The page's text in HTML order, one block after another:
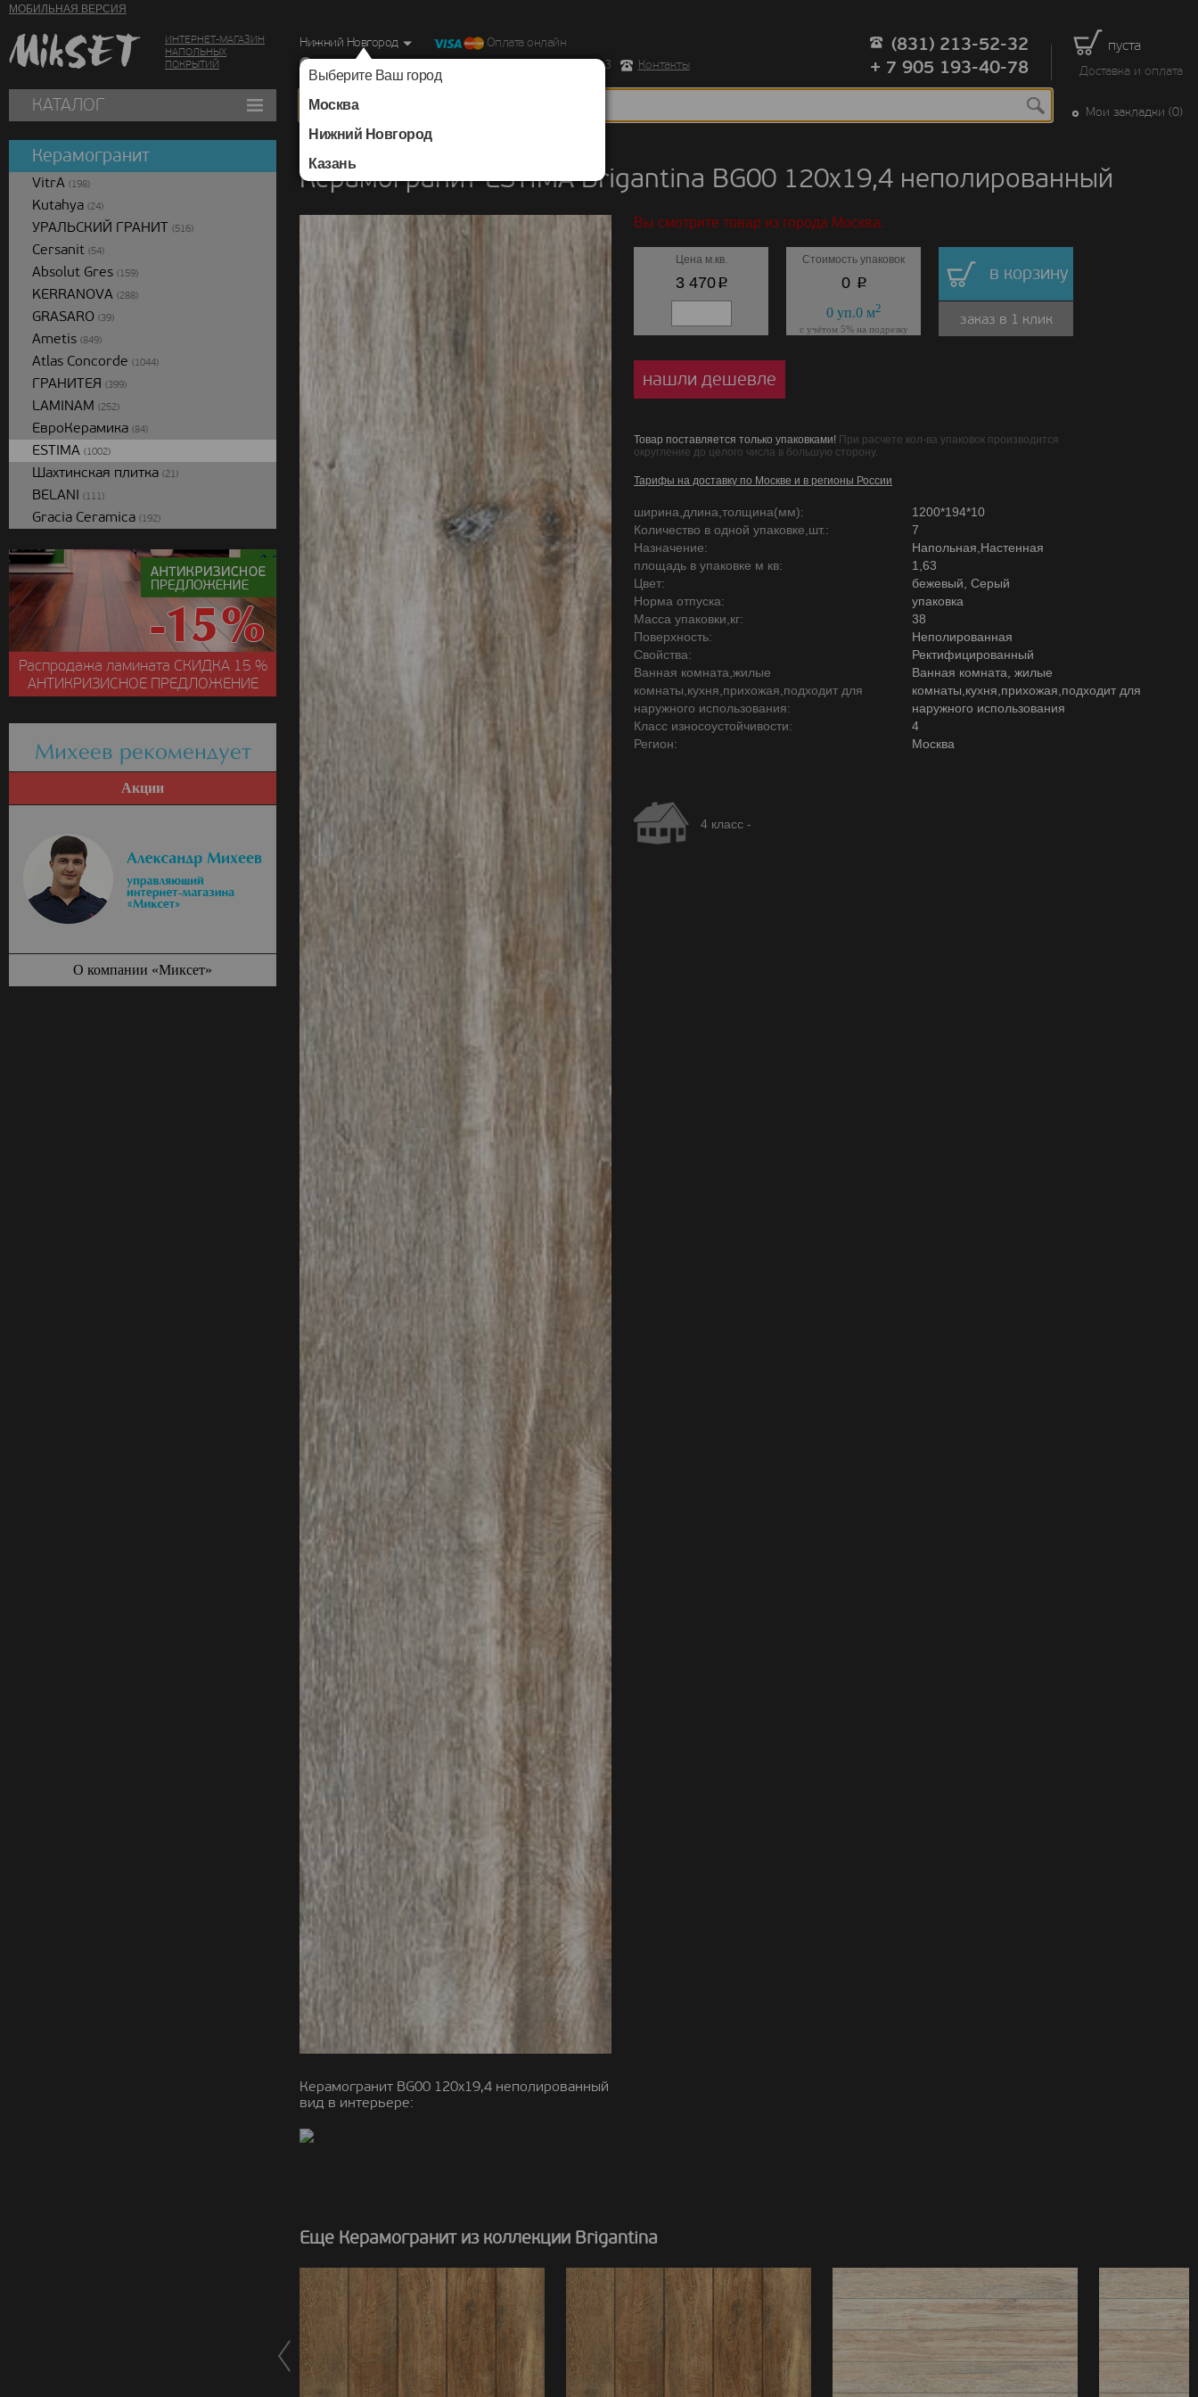
МОБИЛЬНАЯ ВЕРСИЯ
ИНТЕРНЕТ-МАГАЗИН
НАПОЛЬНЫХ
ПОКРЫТИЙ
пуста
Доставка и оплата
Нижний Новгород
Выберите Ваш город
Москва
Нижний Новгород
Казань
Оплата онлайн
г. Нижний Новгород, Ул. Республиканская д.43 корпус 3
Контакты
(831) 213-52-32
+ 7 905 193-40-78
КАТАЛОГ Мои закладки (0)
Керамогранит ESTIMA Brigantina BG00 120x19,4 неполированный
Керамогранит BG00 120x19,4 неполированный
вид в интерьере:
Вы смотрите товар из города Москва.
Цена м.кв.
3 470p
Стоимость упаковок
0 p
0уп.0м2
с учётом 5% на подрезку
в корзину
заказ в 1 клик
нашли дешевле
Товар поставляется только упаковками! При расчете кол-ва упаковок производится
округление до целого числа в большую сторону.
Тарифы на доставку по Москве и в регионы России
ширина,длина,толщина(мм):
1200*194*10
Количество в одной упаковке,шт.:
7
Назначение:
Напольная,Настенная
площадь в упаковке м кв:
1,63
Цвет:
бежевый, Серый
Норма отпуска:
упаковка
Масса упаковки,кг:
38
Поверхность:
Неполированная
Свойства:
Ректифицированный
Ванная комната,жилые
комнаты,кухня,прихожая,подходит для
наружного использования:
Ванная комната, жилые
комнаты,кухня,прихожая,подходит для
наружного использования
Класс износоустойчивости:
4
Регион:
Москва
4 класс -
Еще Керамогранит из коллекции Brigantina
Керамогранит
VitrA (198)
Kutahya (24)
УРАЛЬСКИЙ ГРАНИТ (516)
Cersanit (54)
Absolut Gres (159)
KERRANOVA (288)
GRASARO (39)
Ametis (849)
Atlas Concorde (1044)
ГРАНИТЕЯ (399)
LAMINAM (252)
ЕвроКерамика (84)
ESTIMA (1002)
Шахтинская плитка (21)
BELANI (111)
Gracia Ceramica (192)
Распродажа ламината СКИДКА15 %
АНТИКРИЗИСНОЕ ПРЕДЛОЖЕНИЕ
Михеев рекомендует
Акции
О компании «Миксет»